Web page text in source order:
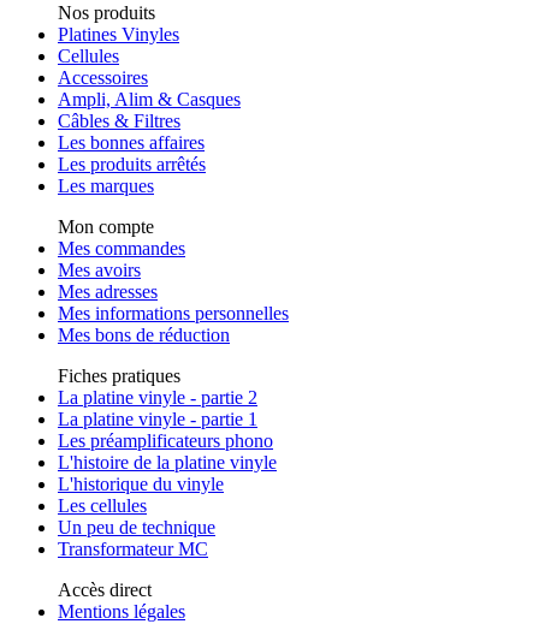
Nos produits
Platines Vinyles
Cellules
Accessoires
Ampli, Alim & Casques
Câbles & Filtres
Les bonnes affaires
Les produits arrêtés
Les marques
Mon compte
Mes commandes
Mes avoirs
Mes adresses
Mes informations personnelles
Mes bons de réduction
Fiches pratiques
La platine vinyle - partie 2
La platine vinyle - partie 1
Les préamplificateurs phono
L'histoire de la platine vinyle
L'historique du vinyle
Les cellules
Un peu de technique
Transformateur MC
Accès direct
Mentions légales